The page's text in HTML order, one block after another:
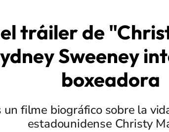
tráiler de
Sweeney
boxeadora
un filme biográfico sobre la
estadounidense Christy